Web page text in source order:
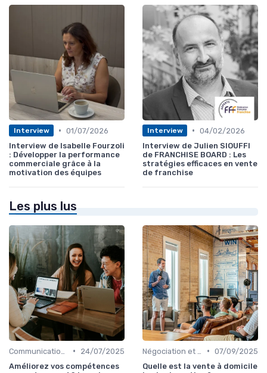
Interview • 01/07/2026
Interview de Isabelle Fourzoli
: Développer la performance
commerciale grâce à la
motivation des équipes
Interview • 04/02/2026
Interview de Julien SIOUFFI
de FRANCHISE BOARD : Les
stratégies efficaces en vente
de franchise
Les plus lus
•
24/07/2025
Améliorez vos compétences
• 07/09/2025
Quelle est la vente à domicile